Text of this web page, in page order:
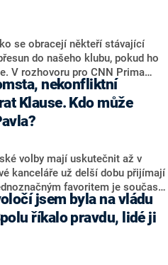
vládní strany nebo političtí
o slabé a v defenzivě. „Je to
na chyby vlády. Ministři s
do debat. Chceme ale ukazovat
Grolich na dotaz CNN Prima
se obracejí někteří stávající
do našeho klubu, pokud ho
V rozhovoru pro CNN Prima
hnutí a jihočeský hejtman
nebyl, ale získat by takto mohl
Hrabu, který je dnes
a TOP 09. Hraba to na dotaz
klubu senátorů ODS
řekl, že počítá s odchodem
z klubu a že Naše Česko není
Klause. Kdo může
volby mají uskutečnit až v
kanceláře už delší dobu přijímají
favoritem je současná
Daleko za ním pak bookmakeři
politiky ANO, tedy premiéra
průmyslu Karla Havlíčka.
sázkařů je poslanec za
Politolog Jan Kubáček nicméně
jsem byla na vládu
říkalo pravdu, lidé ji